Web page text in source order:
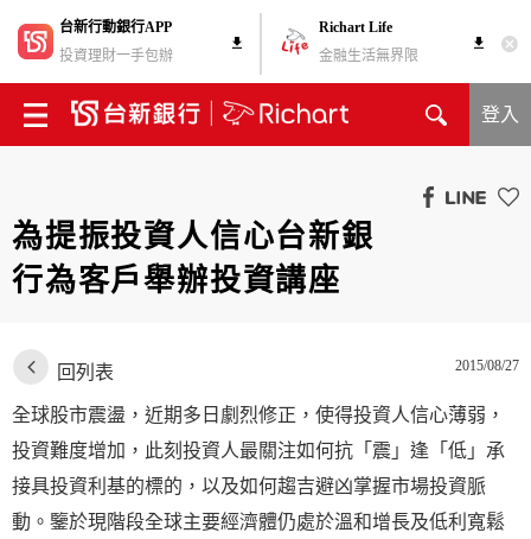
台新行動銀行APP
投資理財一手包辦
Richart Life
金融生活無界限
登入
為提振投資人信心台新銀
行為客戶舉辦投資講座
回列表 2015/08/27
全球股市震盪，近期多日劇烈修正，使得投資人信心薄弱，
投資難度增加，此刻投資人最關注如何抗「震」逢「低」承
接具投資利基的標的，以及如何趨吉避凶掌握市場投資脈
動。鑒於現階段全球主要經濟體仍處於溫和增長及低利寬鬆